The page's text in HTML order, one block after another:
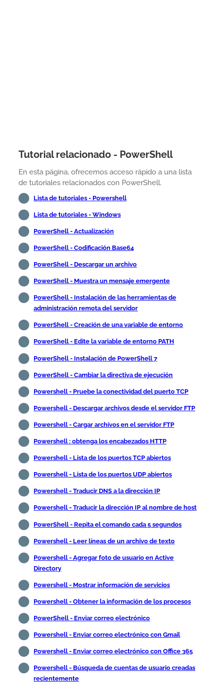
Tutorial relacionado - PowerShell
En esta página, ofrecemos acceso rápido a una lista
de tutoriales relacionados con PowerShell.
Lista de tutoriales - Powershell
Lista de tutoriales - Windows
PowerShell - Actualización
PowerShell - Codificación Base64
PowerShell - Descargar un archivo
PowerShell - Muestra un mensaje emergente
PowerShell - Instalación de las herramientas de
administración remota del servidor
PowerShell - Creación de una variable de entorno
PowerShell - Edite la variable de entorno PATH
PowerShell - Instalación de PowerShell 7
PowerShell - Cambiar la directiva de ejecución
Powershell - Pruebe la conectividad del puerto TCP
Powershell - Descargar archivos desde el servidor FTP
Powershell - Cargar archivos en el servidor FTP
Powershell : obtenga los encabezados HTTP
Powershell - Lista de los puertos TCP abiertos
Powershell - Lista de los puertos UDP abiertos
Powershell - Traducir DNS a la dirección IP
Powershell - Traducir la dirección IP al nombre de host
PowerShell - Repita el comando cada 5 segundos
Powershell - Leer líneas de un archivo de texto
Powershell - Agregar foto de usuario en Active
Directory
Powershell - Mostrar información de servicios
Powershell - Obtener la información de los procesos
PowerShell - Enviar correo electrónico
Powershell - Enviar correo electrónico con Gmail
Powershell - Enviar correo electrónico con Office 365
Powershell - Búsqueda de cuentas de usuario creadas
recientemente